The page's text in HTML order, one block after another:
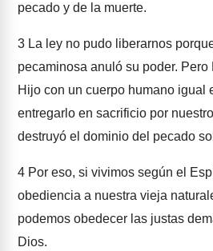
pecado y de la muerte.
3 La ley no pudo liberarnos
pecaminosa anuló su poder.
Hijo con un cuerpo humano igual
entregarlo en sacrificio por
destruyó el dominio del pecado
4 Por eso, si vivimos según el
obediencia a nuestra vieja
podemos obedecer las justas
Dios.